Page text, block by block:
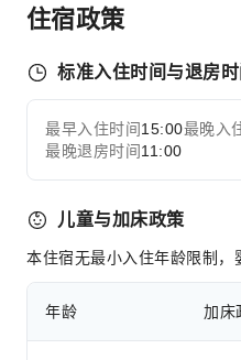
住宿政策
标准入住时间与退房时
最早入住时间15:00最晚入
最晚退房时间11:00
儿童与加床政策
本住宿无最小入住年龄限制，
年龄 加床